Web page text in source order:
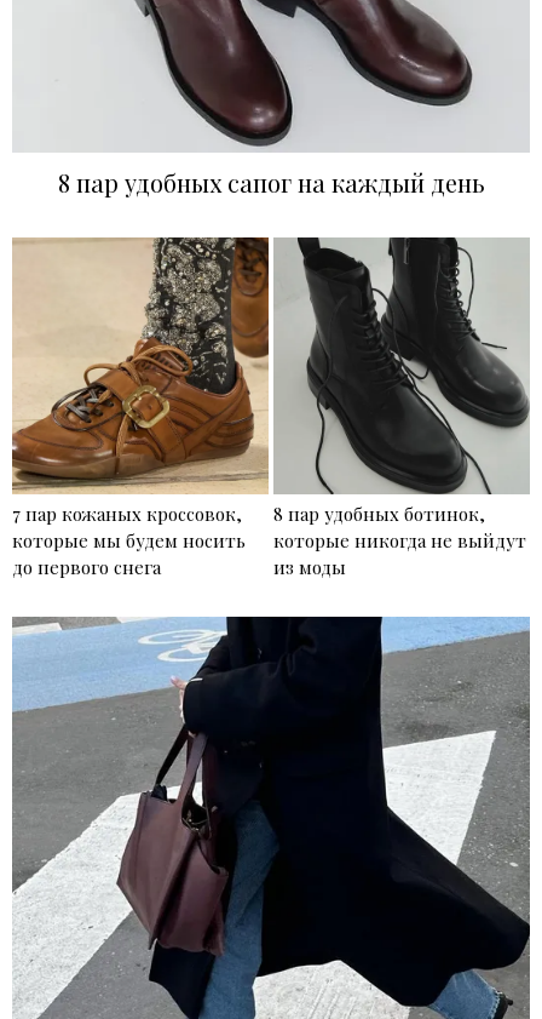
8 пар удобных сапог на каждый день
7 пар кожаных кроссовок,
которые мы будем носить
до первого снега
8 пар удобных ботинок,
которые никогда не выйдут
из моды